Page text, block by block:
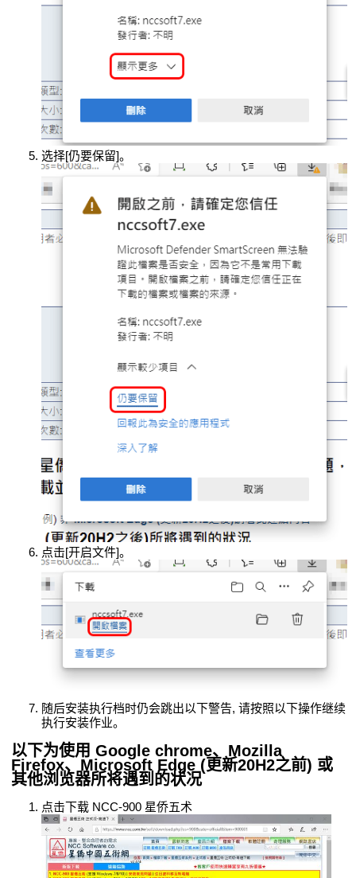
选择[仍要保留]。
点击[开启文件]。
随后安装执行档时仍会跳出以下警告, 请按照以下操作继续
执行安装作业。
以下为使用 Google chrome、Mozilla
Firefox、Microsoft Edge (更新20H2之前) 或
其他浏览器所将遇到的状况
点击下载 NCC-900 星侨五术